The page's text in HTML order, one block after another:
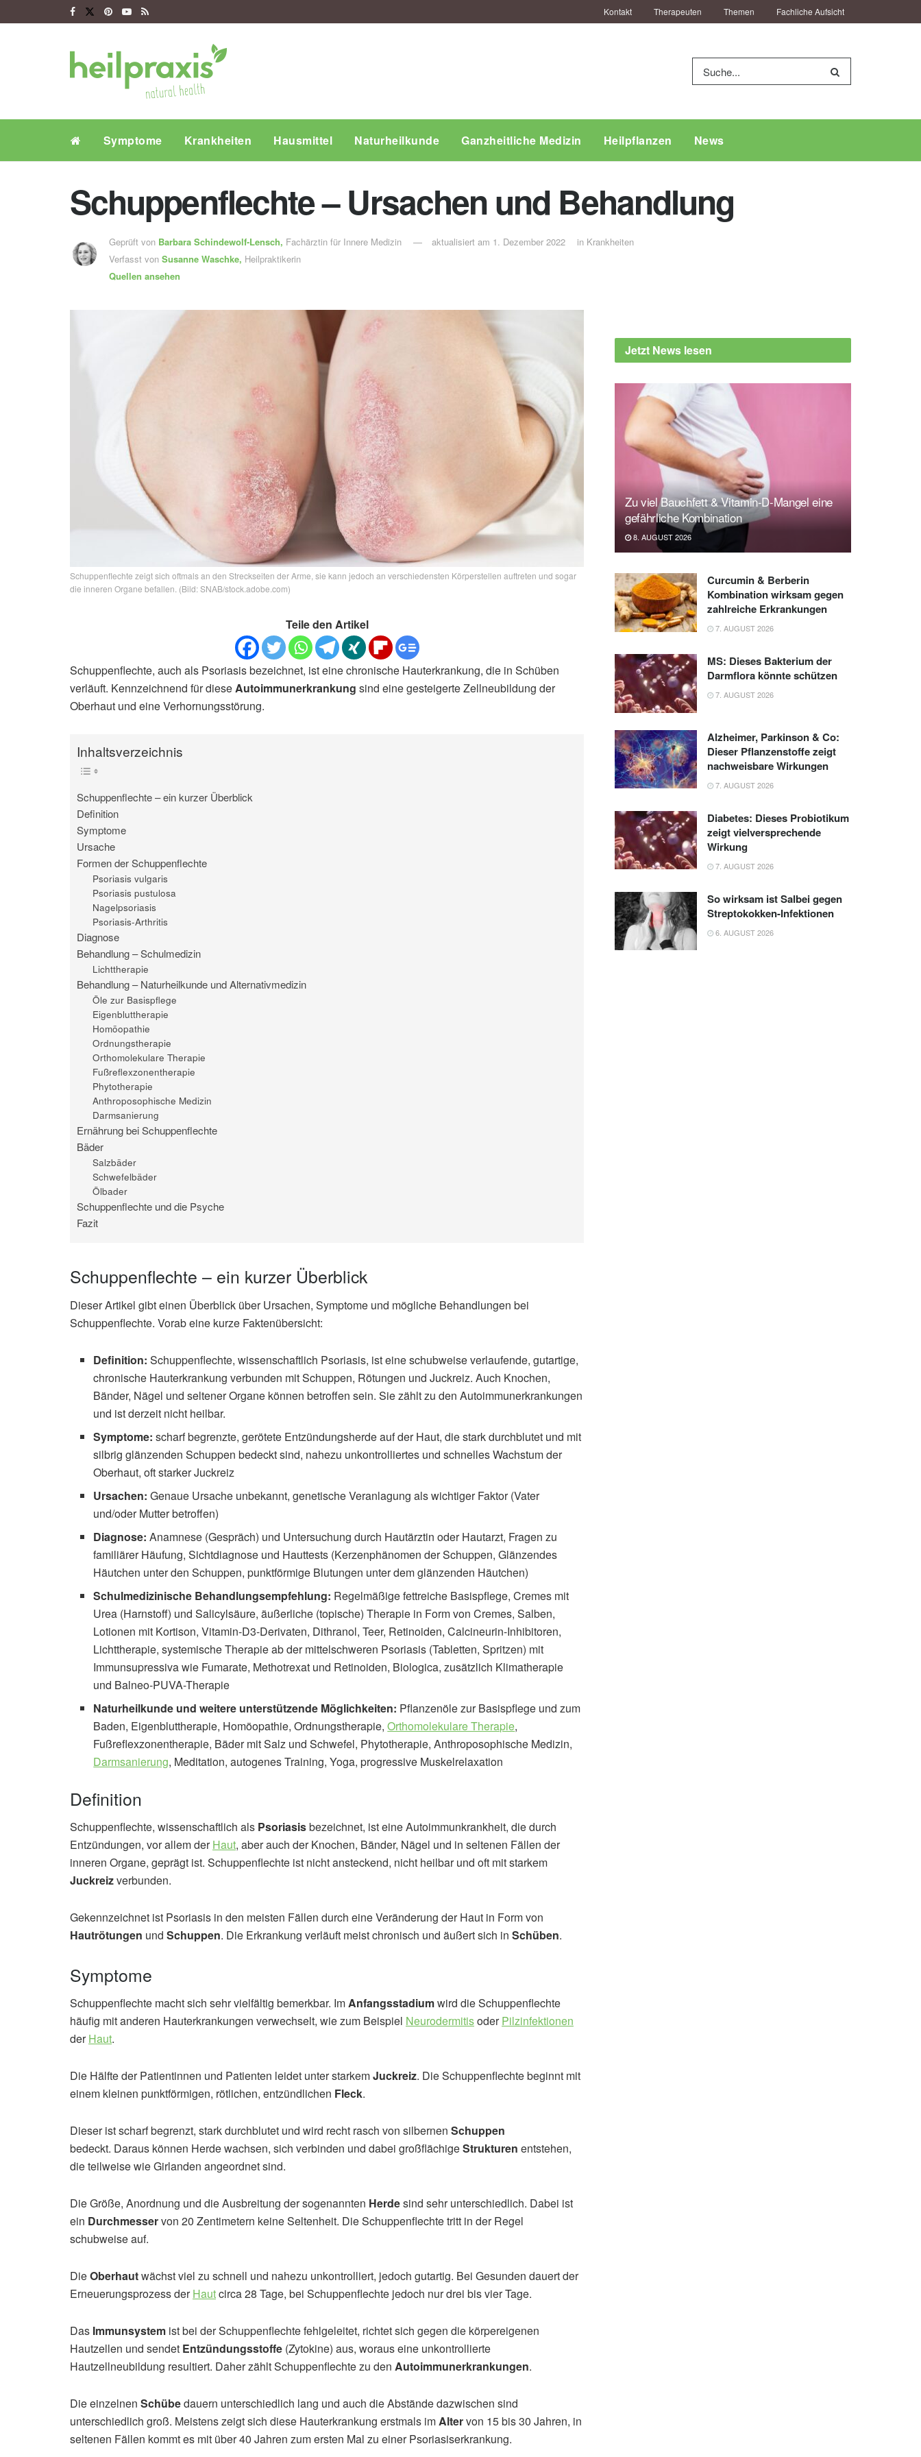
Kontakt Therapeuten Themen Fachliche Aufsicht
Symptome Krankheiten Hausmittel Naturheilkunde Ganzheitliche Medizin Heilpflanzen News
Schuppenflechte – Ursachen und Behandlung
Geprüft von Barbara Schindewolf-Lensch, Fachärztin für Innere Medizin
Verfasst von Susanne Waschke, Heilpraktikerin
Quellen ansehen
aktualisiert am 1. Dezember 2022 in Krankheiten
Schuppenflechte zeigt sich oftmals an den Streckseiten der Arme, sie kann jedoch an verschiedensten Körperstellen auftreten und sogar
die inneren Organe befallen. (Bild: SNAB/stock.adobe.com)
Teile den Artikel
Schuppenflechte, auch als Psoriasis bezeichnet, ist eine chronische Hauterkrankung, die in Schüben
verläuft. Kennzeichnend für dieseAutoimmunerkrankung sind eine gesteigerte Zellneubildung der
Oberhaut und eine Verhornungsstörung.
Inhaltsverzeichnis
Schuppenflechte – ein kurzer Überblick
Definition
Symptome
Ursache
Formen der Schuppenflechte
Psoriasis vulgaris
Psoriasis pustulosa
Nagelpsoriasis
Psoriasis-Arthritis
Diagnose
Behandlung – Schulmedizin
Lichttherapie
Behandlung – Naturheilkunde und Alternativmedizin
Öle zur Basispflege
Eigenbluttherapie
Homöopathie
Ordnungstherapie
Orthomolekulare Therapie
Fußreflexzonentherapie
Phytotherapie
Anthroposophische Medizin
Darmsanierung
Ernährung bei Schuppenflechte
Bäder
Salzbäder
Schwefelbäder
Ölbader
Schuppenflechte und die Psyche
Fazit
Schuppenflechte – ein kurzer Überblick
Dieser Artikel gibt einen Überblick über Ursachen, Symptome und mögliche Behandlungen bei
Schuppenflechte. Vorab eine kurze Faktenübersicht:
Definition:Schuppenflechte, wissenschaftlich Psoriasis, ist eine schubweise verlaufende, gutartige,
chronische Hauterkrankung verbunden mit Schuppen, Rötungen und Juckreiz. Auch Knochen,
Bänder, Nägel und seltener Organe können betroffen sein. Sie zählt zu den Autoimmunerkrankungen
und ist derzeit nicht heilbar.
Symptome: scharf begrenzte, gerötete Entzündungsherde auf der Haut, die stark durchblutet und mit
silbrig glänzenden Schuppen bedeckt sind, nahezu unkontrolliertes und schnelles Wachstum der
Oberhaut, oft starker Juckreiz
Ursachen: Genaue Ursache unbekannt, genetische Veranlagung als wichtiger Faktor (Vater
und/oder Mutter betroffen)
Diagnose: Anamnese (Gespräch) und Untersuchung durch Hautärztin oder Hautarzt, Fragen zu
familiärer Häufung, Sichtdiagnose und Hauttests (Kerzenphänomen der Schuppen, Glänzendes
Häutchen unter den Schuppen, punktförmige Blutungen unter dem glänzenden Häutchen)
Schulmedizinische Behandlungsempfehlung: Regelmäßige fettreiche Basispflege, Cremes mit
Urea (Harnstoff) und Salicylsäure, äußerliche (topische) Therapie in Form von Cremes, Salben,
Lotionen mit Kortison, Vitamin-D3-Derivaten, Dithranol, Teer, Retinoiden, Calcineurin-Inhibitoren,
Lichttherapie, systemische Therapie ab der mittelschweren Psoriasis (Tabletten, Spritzen) mit
Immunsupressiva wie Fumarate, Methotrexat und Retinoiden, Biologica, zusätzlich Klimatherapie
und Balneo-PUVA-Therapie
Naturheilkunde und weitere unterstützende Möglichkeiten: Pflanzenöle zur Basispflege und zum
Baden, Eigenbluttherapie, Homöopathie, Ordnungstherapie,Orthomolekulare Therapie,
Fußreflexzonentherapie, Bäder mit Salz und Schwefel, Phytotherapie, Anthroposophische Medizin,
Darmsanierung, Meditation, autogenes Training, Yoga, progressive Muskelrelaxation
Definition
Schuppenflechte, wissenschaftlich als Psoriasisbezeichnet, ist eine Autoimmunkrankheit, die durch
Entzündungen, vor allem derHaut, aber auch der Knochen, Bänder, Nägel und in seltenen Fällen der
inneren Organe, geprägt ist. Schuppenflechte ist nicht ansteckend, nicht heilbar und oft mit starkem
Juckreizverbunden.
Gekennzeichnet ist Psoriasis in den meisten Fällen durch eine Veränderung der Haut in Form von
Hautrötungen und Schuppen. Die Erkrankung verläuft meist chronisch und äußert sich in Schüben.
Symptome
Schuppenflechte macht sich sehr vielfältig bemerkbar. ImAnfangsstadiumwird die Schuppenflechte
häufig mit anderen Hauterkrankungen verwechselt, wie zum Beispiel NeurodermitisoderPilzinfektionen
derHaut.
Die Hälfte der Patientinnen und Patienten leidet unter starkemJuckreiz. Die Schuppenflechte beginnt mit
einem kleinen punktförmigen, rötlichen, entzündlichen Fleck.
Dieser ist scharf begrenzt, stark durchblutet und wird recht rasch von silbernen Schuppen
bedeckt. Daraus können Herde wachsen, sich verbinden und dabei großflächigeStrukturen entstehen,
die teilweise wie Girlanden angeordnet sind.
Die Größe, Anordnung und die Ausbreitung der sogenannten Herdesind sehr unterschiedlich. Dabei ist
ein Durchmesservon 20 Zentimetern keine Seltenheit. Die Schuppenflechte tritt in der Regel
schubweise auf.
DieOberhautwächst viel zu schnell und nahezu unkontrolliert, jedoch gutartig. Bei Gesunden dauert der
Erneuerungsprozess derHautcirca 28 Tage, bei Schuppenflechte jedoch nur drei bis vier Tage.
Das Immunsystem ist bei der Schuppenflechte fehlgeleitet, richtet sich gegen die körpereigenen
Hautzellen und sendet Entzündungsstoffe (Zytokine) aus, woraus eine unkontrollierte
Hautzellneubildung resultiert. Daher zählt Schuppenflechte zu den Autoimmunerkrankungen.
Die einzelnen Schübedauern unterschiedlich lang und auch die Abstände dazwischen sind
unterschiedlich groß. Meistens zeigt sich diese Hauterkrankung erstmals imAltervon 15 bis 30 Jahren, in
seltenen Fällen kommt es mit über 40 Jahren zum ersten Mal zu einer Psoriasiserkrankung.
Jetzt News lesen
Zu viel Bauchfett & Vitamin-D-Mangel eine
gefährliche Kombination
8. AUGUST 2026
Curcumin & Berberin
Kombination wirksam gegen
zahlreiche Erkrankungen
7. AUGUST 2026
MS: Dieses Bakterium der
Darmflora könnte schützen
7. AUGUST 2026
Alzheimer, Parkinson & Co:
Dieser Pflanzenstoffe zeigt
nachweisbare Wirkungen
7. AUGUST 2026
Diabetes: Dieses Probiotikum
zeigt vielversprechende
Wirkung
7. AUGUST 2026
So wirksam ist Salbei gegen
Streptokokken-Infektionen
6. AUGUST 2026